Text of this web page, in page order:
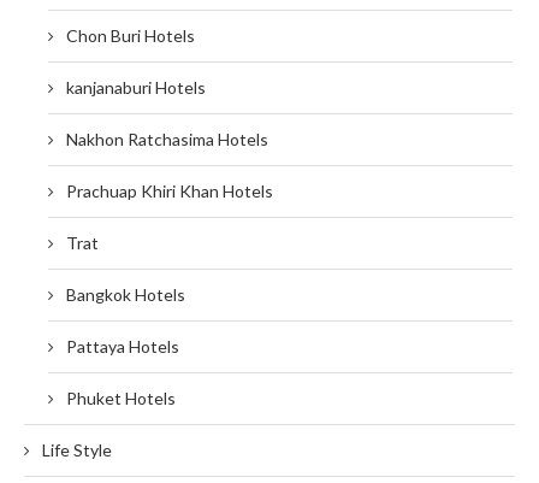
Chon Buri Hotels
kanjanaburi Hotels
Nakhon Ratchasima Hotels
Prachuap Khiri Khan Hotels
Trat
Bangkok Hotels
Pattaya Hotels
Phuket Hotels
Life Style